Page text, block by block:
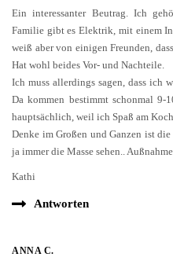
Ein interessanter Beutrag. Ich
Familie gibt es Elektrik, mit einem
weiß aber von einigen Freunden,
Hat wohl beides Vor- und Nachteile.
Ich muss allerdings sagen, dass ich
Da kommen bestimmt schonmal 9-
hauptsächlich, weil ich Spaß am
Denke im Großen und Ganzen ist
ja immer die Masse sehen..
Kathi
Antworten
ANNA C.